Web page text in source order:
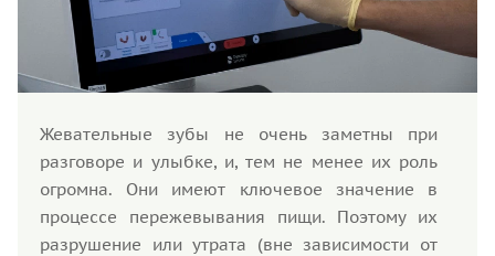
Жевательные зубы не очень заметны при
разговоре и улыбке, и, тем не менее их роль
огромна. Они имеют ключевое значение в
процессе пережевывания пищи. Поэтому их
разрушение или утрата (вне зависимости от